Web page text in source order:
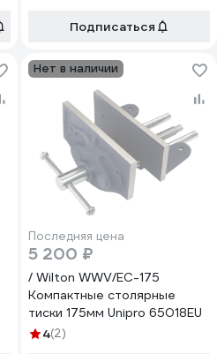
Подписаться
Нет в наличии
Последняя цена
5 200 ₽
/ Wilton WWV/EC-175
Компактные столярные
тиски 175мм Unipro 65018EU
4(2)